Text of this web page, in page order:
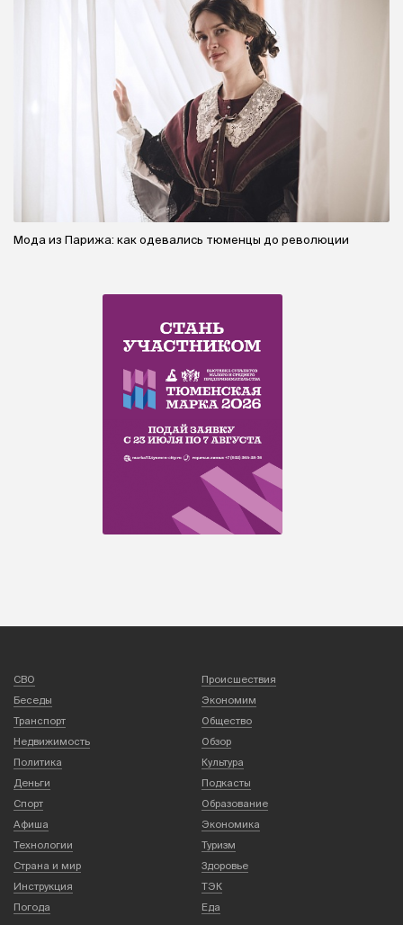
Мода из Парижа: как одевались тюменцы до революции
СВО
Происшествия
Беседы
Экономим
Транспорт
Общество
Недвижимость
Обзор
Политика
Культура
Деньги
Подкасты
Спорт
Образование
Афиша
Экономика
Технологии
Туризм
Страна и мир
Здоровье
Инструкция
ТЭК
Погода
Еда